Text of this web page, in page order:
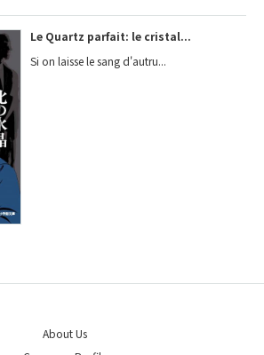
Le Quartz parfait: le cristal...
Si on laisse le sang d'autru...
About Us